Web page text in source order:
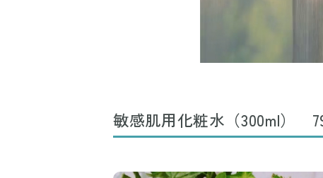
敏感肌用化粧水（300ml）